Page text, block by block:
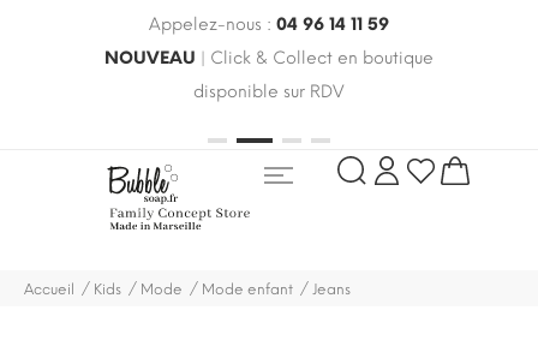
Appelez-nous : 04 96 14 11 59
NOUVEAU | Click & Collect en boutique
disponible sur RDV
Accueil Kids Mode Mode enfant Jeans